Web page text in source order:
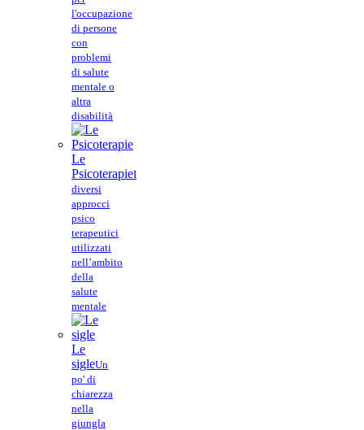
l'occupazione
di persone
con
problemi
di salute
mentale o
altra
disabilità
Le
PsicoterapieI
diversi
approcci
psico
terapeutici
utilizzati
nell’ambito
della
salute
mentale
Le
sigleUn
po' di
chiarezza
nella
giungla